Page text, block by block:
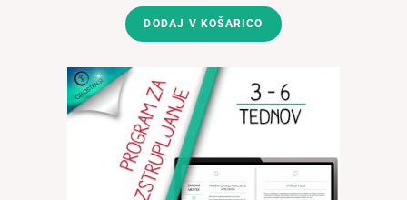
cena
je
€210.00.
cena
je:
DODAJ V KOŠARICO